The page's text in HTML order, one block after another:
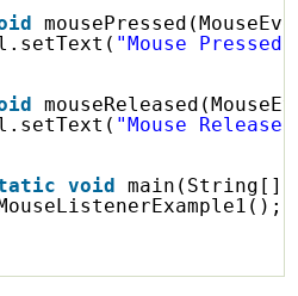
"Mouse Pressed"
"Mouse
void
main(String[]